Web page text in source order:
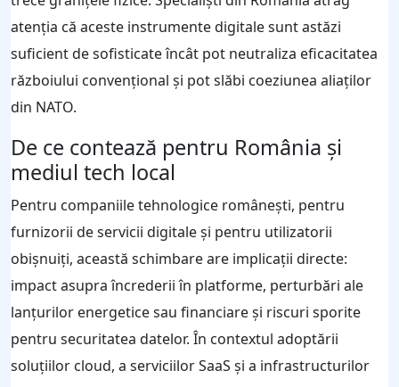
atenția că aceste instrumente digitale sunt astăzi
suficient de sofisticate încât pot neutraliza eficacitatea
războiului convențional și pot slăbi coeziunea aliaților
din NATO.
De ce contează pentru România și
mediul tech local
Pentru companiile tehnologice românești, pentru
furnizorii de servicii digitale și pentru utilizatorii
obișnuiți, această schimbare are implicații directe:
impact asupra încrederii în platforme, perturbări ale
lanțurilor energetice sau financiare și riscuri sporite
pentru securitatea datelor. În contextul adoptării
soluțiilor cloud, a serviciilor SaaS și a infrastructurilor